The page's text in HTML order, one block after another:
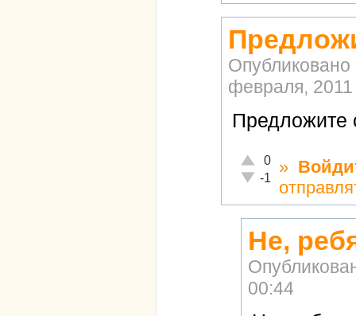
февраля,
Предложите
Отлично!
0
Неадекватно!
-1
»
Не,
00:44